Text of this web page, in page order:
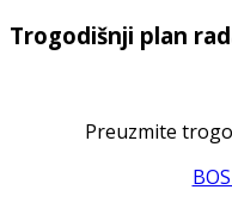
Trogodišnji plan
Preuzmite
BOS